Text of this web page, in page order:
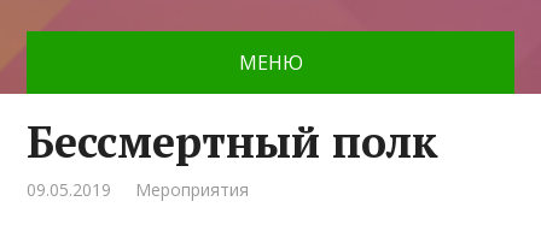
МЕНЮ
Бессмертный полк
09.05.2019 Мероприятия